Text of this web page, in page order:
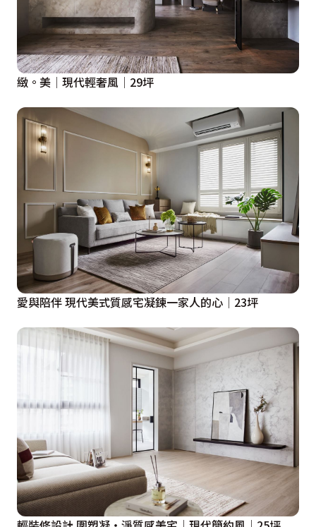
緻。美│現代輕奢風│29坪
愛與陪伴 現代美式質感宅凝鍊一家人的心│23坪